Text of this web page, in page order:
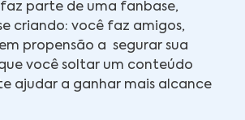
parte de uma fanbase,
criando: você faz amigos,
propensão a segurar sua
você soltar um conteúdo
ajudar a ganhar mais alcance